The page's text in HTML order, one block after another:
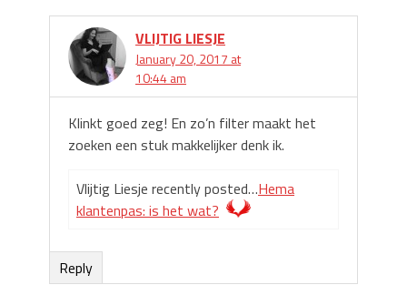
VLIJTIG LIESJE
January 20, 2017 at
10:44 am
Klinkt goed zeg! En zo’n filter maakt het
zoeken een stuk makkelijker denk ik.
Vlijtig Liesje recently posted…Hema
klantenpas: is het wat?
Reply